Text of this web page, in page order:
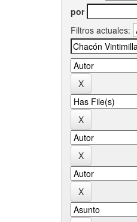
por
Filtros actuales: